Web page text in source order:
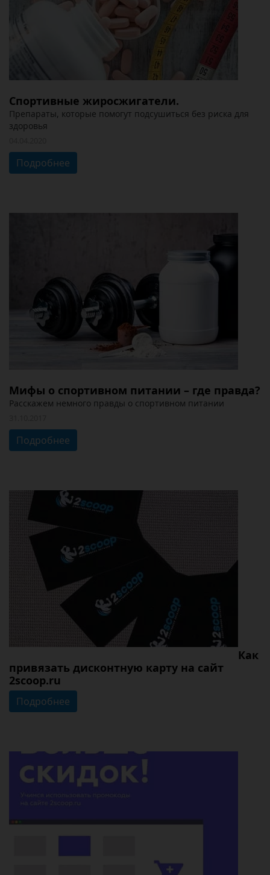
Спортивные жиросжигатели.
Препараты, которые помогут подсушиться без риска для
здоровья
Подробнее
Мифы о спортивном питании – где правда?
Расскажем немного правды о спортивном питании
Подробнее
Как
привязать дисконтную карту на cайт
2scoop.ru
Подробнее